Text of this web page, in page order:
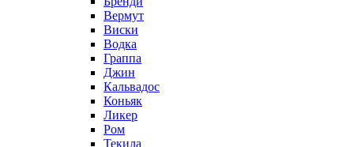
Вермут
Виски
Водка
Граппа
Джин
Кальвадос
Коньяк
Ликер
Ром
Текила